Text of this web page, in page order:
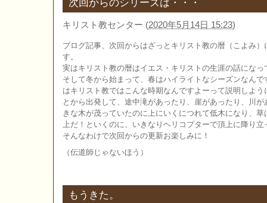
キリスト教センター (2020年5月14日 15:23)
ブログ記事、次回からはざっとキリスト教の暦（こよみ
す。
実はキリスト教の暦はイエス・キリストの生涯の話になっ
そして冬から始まって、春はハイライトなシーズンなん
はキリスト教ではこんな時期なんですよーって説明しよ
とから出発して、途中滝があったり、崖があったり、川
きな木が茂っていたのに上にいくにつれて低木になり、
上だ！といくのに、いきなりヘリコプターで頂上に降り
そんなわけで次回からの更新お楽しみに！
（伝道師じゃないほう）
もうきた。